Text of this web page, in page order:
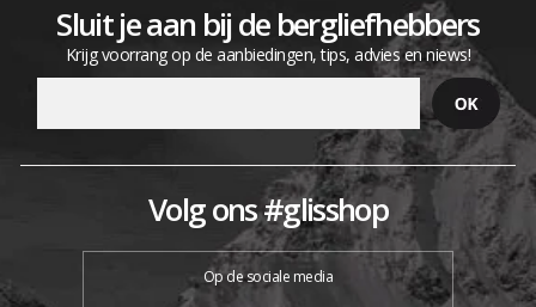
Sluit je aan bij de bergliefhebbers
Krijg voorrang op de aanbiedingen, tips, advies en niews!
Volg ons #glisshop
Op de sociale media